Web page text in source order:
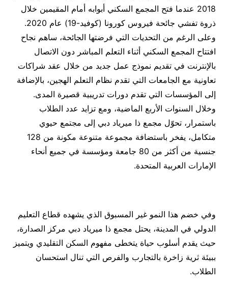
2018 عندما فتح المجمع السكني أبوابه أمام المقيمين خلال
ذروة تفشي جائحة فيروس كورونا (كوفيد-19) عام 2020.
وعلى الرغم من التحديات التي فرضتها الجائحة، ساهم نجاح
افتتاح المجمع السكني أثناء التعلم المباشر دون الاتصال
بالإنترنت في تقديم نموذج عمل جديد من خلال عقد شراكات
تعاونية مع الجامعات التي تقدم نظام التعلم الهجين، بالإضافة
إلى المؤسسات التي تقدم دورات تدريبية قصيرة المدى.
وخلال السنوات الأربع الماضية، ومع تزايد عدد الطلاب
باستمرار، تحوّل مجمع ذا ميرياد دبي إلى مجتمع حيوي
متكامل، يفخر باستضافة مجموعة متنوعة مكونة من 128
جنسية من أكثر من 80 جامعة ومؤسسة في جميع أنحاء
الإمارات العربية المتحدة.
وفي خضم هذا النمو غير المسبوق الذي يشهده قطاع التعليم
الدولي في المدينة، يحتل مجمع ذا ميرياد دبي مركز الصدارة،
حيث يقدم أسلوب حياة يتخطى مفهوم السكن التقليدي ويتميز
ببيئة ثرية زاخرة بالتجارب والفرص التي تنال استحسان
الطلاب.